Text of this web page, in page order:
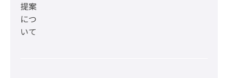
提案
につ
いて